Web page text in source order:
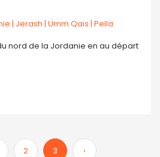
| Jerash | Umm Qais | Pella
nord de la Jordanie en au départ
2 3 ›